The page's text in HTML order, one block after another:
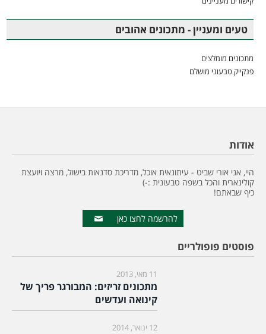
טעים ומעניין - מתכונים אהובים
מתכונים מומלצים
פנקייק טבעוני מושלם
אודות
היי, אני אורי שביט - עיתונאית אוכל, מדריכת סדנאות בישול, מרצה ויועצת
קולינארית והכל בשפה טבעונית :-)
כיף שבאתם!
להרשמה לחצו כאן
פוסטים פופולריים
11 מאי, 2013
מתכונים זריזים: המבורגר פריך של
קינואה ועדשים
12 ינואר, 2014